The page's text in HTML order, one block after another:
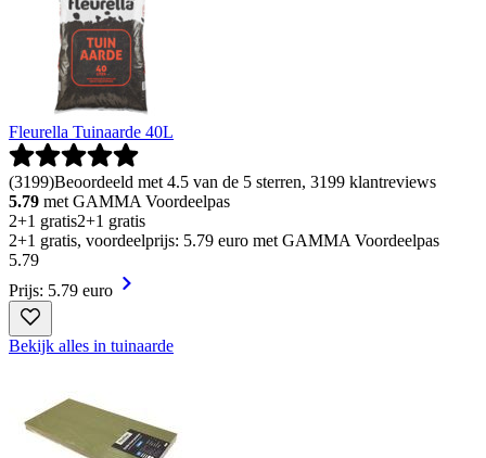
Fleurella Tuinaarde 40L
(3199)Beoordeeld met 4.5 van de 5 sterren, 3199 klantreviews
5.79 met GAMMA Voordeelpas
2+1 gratis2+1 gratis
2+1 gratis, voordeelprijs: 5.79 euro met GAMMA Voordeelpas
5.79
Prijs: 5.79 euro
Bekijk alles in tuinaarde